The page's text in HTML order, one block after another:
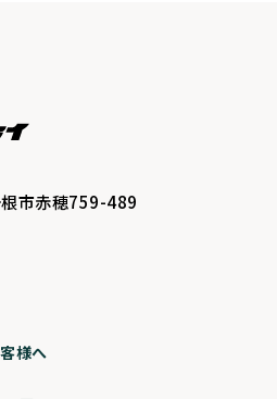
市赤穂759-489
様へ